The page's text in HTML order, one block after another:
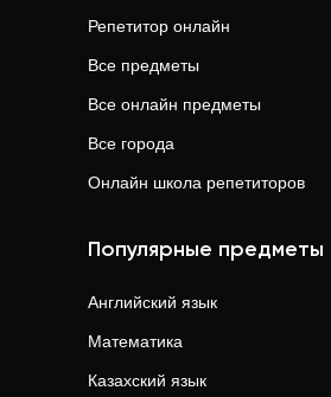
Репетитор онлайн
Все предметы
Все онлайн предметы
Все города
Онлайн школа репетиторов
Популярные предметы
Английский язык
Математика
Казахский язык